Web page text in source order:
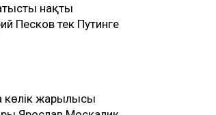
нақты
Песков тек Путинге
көлік жарылысы